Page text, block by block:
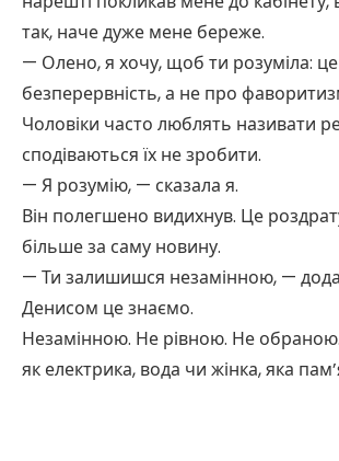
так, наче дуже мене береже.
— Олено, я хочу, щоб ти розуміла:
безперервність, а не про
Чоловіки часто люблять називати
сподіваються їх не зробити.
— Я розумію, — сказала я.
Він полегшено видихнув. Це
більше за саму новину.
— Ти залишишся незамінною, —
Денисом це знаємо.
Незамінною. Не рівною. Не
як електрика, вода чи жінка, яка